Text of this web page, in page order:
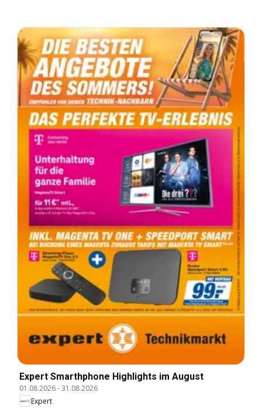
Expert Smarthphone Highlights im August
01.08.2026-31.08.2026
Expert